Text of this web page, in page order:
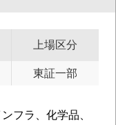
上場区分
東証一部
フラ、化学品、